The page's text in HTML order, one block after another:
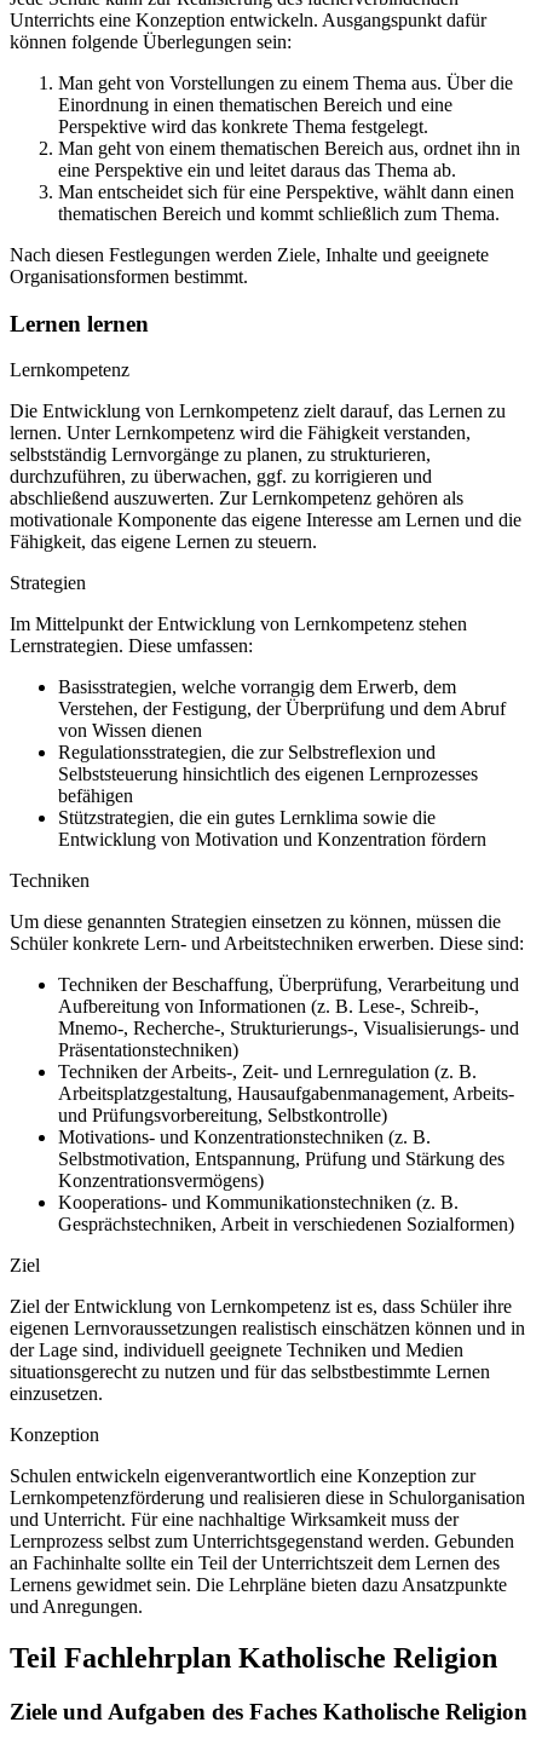
Unterrichts eine Konzeption entwickeln. Ausgangspunkt dafür
können folgende Überlegungen sein:
Man geht von Vorstellungen zu einem Thema aus. Über die
Einordnung in einen thematischen Bereich und eine
Perspektive wird das konkrete Thema festgelegt.
Man geht von einem thematischen Bereich aus, ordnet ihn in
eine Perspektive ein und leitet daraus das Thema ab.
Man entscheidet sich für eine Perspektive, wählt dann einen
thematischen Bereich und kommt schließlich zum Thema.
Nach diesen Festlegungen werden Ziele, Inhalte und geeignete
Organisationsformen bestimmt.
Lernen lernen
Lernkompetenz
Die Entwicklung von Lernkompetenz zielt darauf, das Lernen zu
lernen. Unter Lernkompetenz wird die Fähigkeit verstanden,
selbstständig Lernvorgänge zu planen, zu strukturieren,
durchzuführen, zu überwachen, ggf. zu korrigieren und
abschließend auszuwerten. Zur Lernkompetenz gehören als
motivationale Komponente das eigene Interesse am Lernen und die
Fähigkeit, das eigene Lernen zu steuern.
Strategien
Im Mittelpunkt der Entwicklung von Lernkompetenz stehen
Lernstrategien. Diese umfassen:
Basisstrategien, welche vorrangig dem Erwerb, dem
Verstehen, der Festigung, der Überprüfung und dem Abruf
von Wissen dienen
Regulationsstrategien, die zur Selbstreflexion und
Selbststeuerung hinsichtlich des eigenen Lernprozesses
befähigen
Stützstrategien, die ein gutes Lernklima sowie die
Entwicklung von Motivation und Konzentration fördern
Techniken
Um diese genannten Strategien einsetzen zu können, müssen die
Schüler konkrete Lern- und Arbeitstechniken erwerben. Diese sind:
Techniken der Beschaffung, Überprüfung, Verarbeitung und
Aufbereitung von Informationen (z. B. Lese-, Schreib-,
Mnemo-, Recherche-, Strukturierungs-, Visualisierungs- und
Präsentationstechniken)
Techniken der Arbeits-, Zeit- und Lernregulation (z. B.
Arbeitsplatzgestaltung, Hausaufgabenmanagement, Arbeits-
und Prüfungsvorbereitung, Selbstkontrolle)
Motivations- und Konzentrationstechniken (z. B.
Selbstmotivation, Entspannung, Prüfung und Stärkung des
Konzentrationsvermögens)
Kooperations- und Kommunikationstechniken (z. B.
Gesprächstechniken, Arbeit in verschiedenen Sozialformen)
Ziel
Ziel der Entwicklung von Lernkompetenz ist es, dass Schüler ihre
eigenen Lernvoraussetzungen realistisch einschätzen können und in
der Lage sind, individuell geeignete Techniken und Medien
situationsgerecht zu nutzen und für das selbstbestimmte Lernen
einzusetzen.
Konzeption
Schulen entwickeln eigenverantwortlich eine Konzeption zur
Lernkompetenzförderung und realisieren diese in Schulorganisation
und Unterricht. Für eine nachhaltige Wirksamkeit muss der
Lernprozess selbst zum Unterrichtsgegenstand werden. Gebunden
an Fachinhalte sollte ein Teil der Unterrichtszeit dem Lernen des
Lernens gewidmet sein. Die Lehrpläne bieten dazu Ansatzpunkte
und Anregungen.
Teil Fachlehrplan Katholische Religion
Ziele und Aufgaben des Faches Katholische Religion